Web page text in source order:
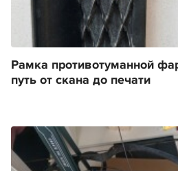
Рамка противотуманной
путь от скана до печати